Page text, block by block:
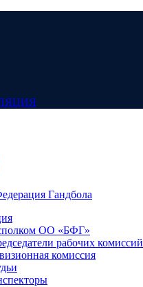
Гандбола
ОО «БФГ»
рабочих комиссий
комиссия